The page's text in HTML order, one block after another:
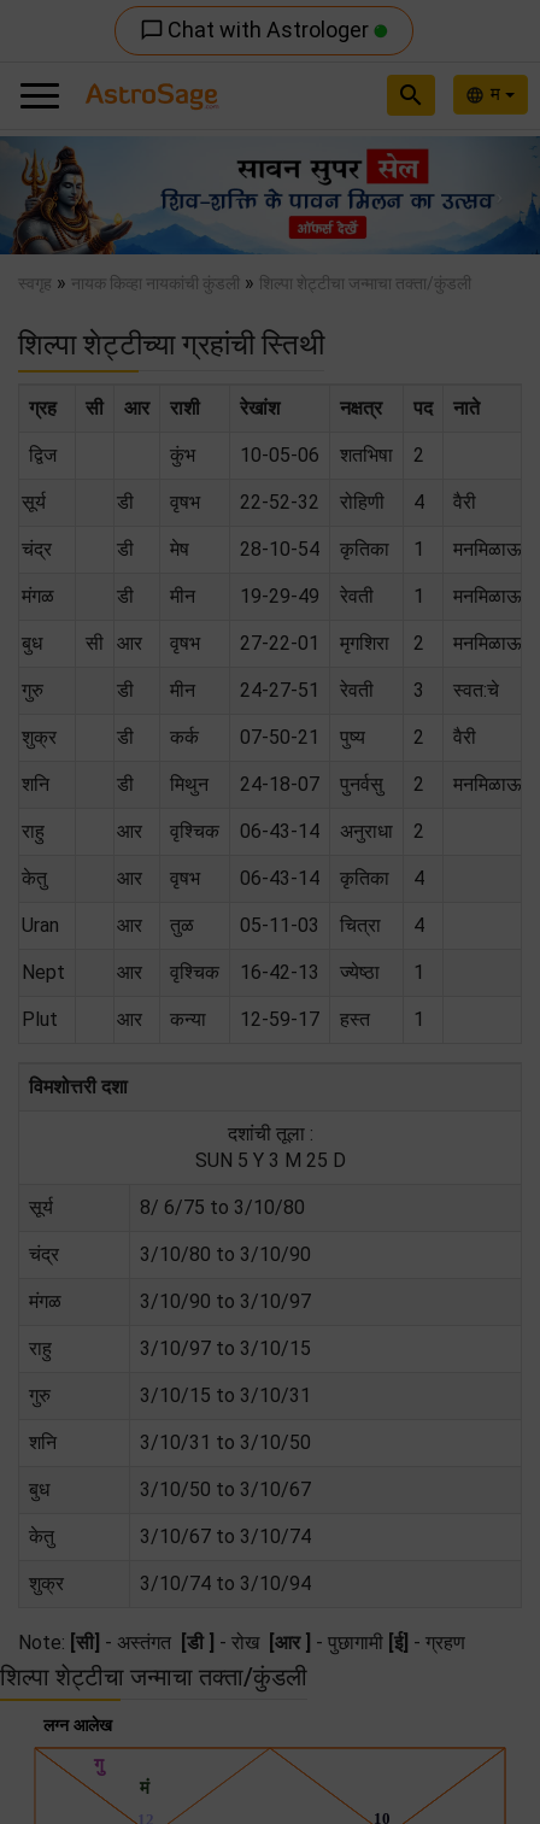
chat_bubble_outline Chat with Astrologer
language म
search
Previous
स्वगृह » नायक किव्हा नायकांची कुंडली » शिल्पा शेट्टीचा जन्माचा तक्ता/कुंडली
शिल्पा शेट्टीच्या ग्रहांची स्तिथी
ग्रह सी आर राशी रेखांश नक्षत्र पद नाते
द्विज कुंभ 10-05-06 शतभिषा 2
सूर्य डी वृषभ 22-52-32 रोहिणी 4 वैरी
चंद्र डी मेष 28-10-54 कृतिका 1 मनमिळाऊ
मंगळ डी मीन 19-29-49 रेवती 1 मनमिळाऊ
बुध सी आर वृषभ 27-22-01 मृगशिरा 2 मनमिळाऊ
गुरु डी मीन 24-27-51 रेवती 3 स्वत:चे
शुक्र डी कर्क 07-50-21 पुष्य 2 वैरी
शनि डी मिथुन 24-18-07 पुनर्वसु 2 मनमिळाऊ
राहु आर वृश्चिक 06-43-14 अनुराधा 2
केतु आर वृषभ 06-43-14 कृतिका 4
Uran आर तुळ 05-11-03 चित्रा 4
Nept आर वृश्चिक 16-42-13 ज्येष्ठा 1
Plut आर कन्या 12-59-17 हस्त 1
विमशोत्तरी दशा
दशांची तूला :
SUN 5 Y 3 M 25 D
सूर्य 8/ 6/75 to 3/10/80
चंद्र 3/10/80 to 3/10/90
मंगळ 3/10/90 to 3/10/97
राहु 3/10/97 to 3/10/15
गुरु 3/10/15 to 3/10/31
शनि 3/10/31 to 3/10/50
बुध 3/10/50 to 3/10/67
केतु 3/10/67 to 3/10/74
शुक्र 3/10/74 to 3/10/94
Note: [सी] - अस्तंगत [डी ] - रोख [आर ] - पुछागामी [ई] - ग्रहण
शिल्पा शेट्टीचा जन्माचा तक्ता/कुंडली